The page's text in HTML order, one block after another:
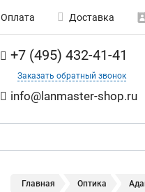
Оплата Доставка
+7 (495) 432-41-41
Заказать обратный звонок
info@lanmaster-shop.ru
Главная Оптика